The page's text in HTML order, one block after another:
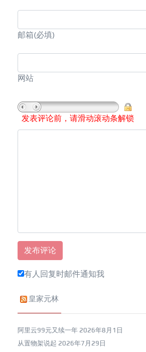
邮箱(必填)
网站
发表评论前，请滑动滚动条解锁
有人回复时邮件通知我
皇家元林
阿里云99元又续一年 2026年8月1日
从置物架说起 2026年7月29日